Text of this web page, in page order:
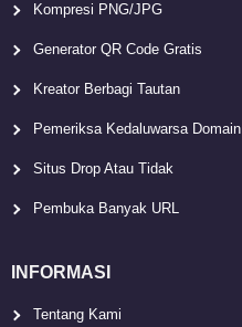
Kompresi PNG/JPG
Generator QR Code Gratis
Kreator Berbagi Tautan
Pemeriksa Kedaluwarsa Domain
Situs Drop Atau Tidak
Pembuka Banyak URL
INFORMASI
Tentang Kami